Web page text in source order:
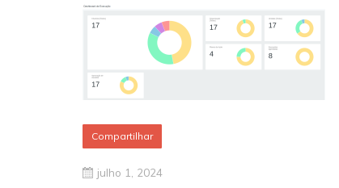
Compartilhar
julho 1, 2024